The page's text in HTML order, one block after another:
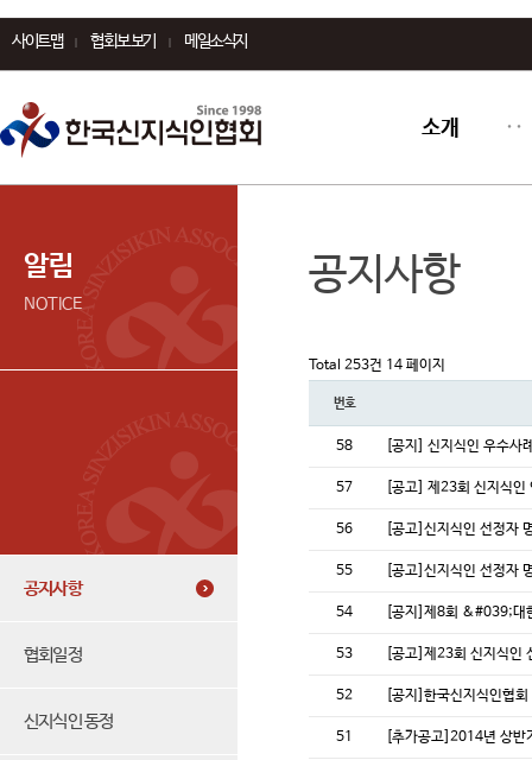
사이트맵 협회보 보기 메일소식지
소개
알림
NOTICE
공지사항
협회일정
신지식인 동정
공지사항
Total 253건 14 페이지
번호
58 [공지] 신지식인 우수사
57 [공고] 제23회 신지식
56 [공고]신지식인 선정자
55 [공고]신지식인 선정자
54 [공지]제8회 &#039;대
53 [공고]제23회 신지식인
52 [공지]한국신지식인협
51 [추가공고]2014년 상반